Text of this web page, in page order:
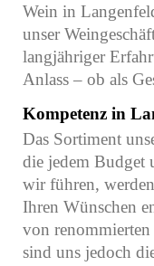
Wein in
unser
langjähriger
Anlass – ob als
Kompetenz in
Das Sortiment
die jedem Budget
wir führen,
Ihren Wünschen
von
sind uns jedoch